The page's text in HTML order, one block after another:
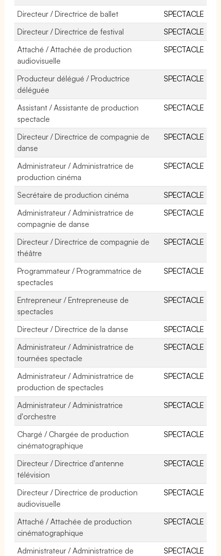
Directeur / Directrice de ballet
SPECTACLE
Directeur / Directrice de festival
SPECTACLE
Attaché / Attachée de production
audiovisuelle
SPECTACLE
Producteur délégué / Productrice
déléguée
SPECTACLE
Assistant / Assistante de production
spectacle
SPECTACLE
Directeur / Directrice de compagnie de
danse
SPECTACLE
Administrateur / Administratrice de
production cinéma
SPECTACLE
Secrétaire de production cinéma
SPECTACLE
Administrateur / Administratrice de
compagnie de danse
SPECTACLE
Directeur / Directrice de compagnie de
théâtre
SPECTACLE
Programmateur / Programmatrice de
spectacles
SPECTACLE
Entrepreneur / Entrepreneuse de
spectacles
SPECTACLE
Directeur / Directrice de la danse
SPECTACLE
Administrateur / Administratrice de
tournées spectacle
SPECTACLE
Administrateur / Administratrice de
production de spectacles
SPECTACLE
Administrateur / Administratrice
d'orchestre
SPECTACLE
Chargé / Chargée de production
cinématographique
SPECTACLE
Directeur / Directrice d'antenne
télévision
SPECTACLE
Directeur / Directrice de production
audiovisuelle
SPECTACLE
Attaché / Attachée de production
cinématographique
SPECTACLE
Administrateur / Administratrice de
SPECTACLE